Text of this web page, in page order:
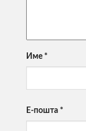
Име *
Е-пошта *